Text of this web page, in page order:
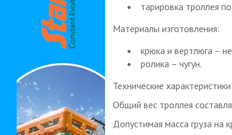
тарировка троллея
Материалы изготовления:
крюка и вертлюга –
ролика – чугун.
Технические характеристики:
Общий вес троллея
Допустимая масса груза на